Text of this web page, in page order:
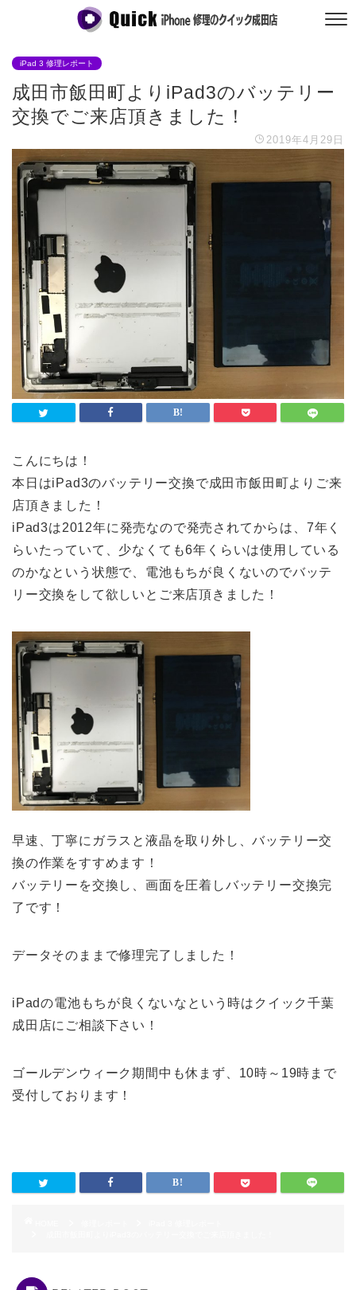
iPad 3 修理レポート
成田市飯田町よりiPad3のバッテリー
交換でご来店頂きました！
2019年4月29日
こんにちは！
本日はiPad3のバッテリー交換で成田市飯田町よりご来
店頂きました！
iPad3は2012年に発売なので発売されてからは、7年く
らいたっていて、少なくても6年くらいは使用している
のかなという状態で、電池もちが良くないのでバッテ
リー交換をして欲しいとご来店頂きました！
早速、丁寧にガラスと液晶を取り外し、バッテリー交
換の作業をすすめます！
バッテリーを交換し、画面を圧着しバッテリー交換完
了です！
データそのままで修理完了しました！
iPadの電池もちが良くないなという時はクイック千葉
成田店にご相談下さい！
ゴールデンウィーク期間中も休まず、10時～19時まで
受付しております！